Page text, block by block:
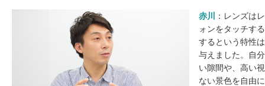
赤川
：レンズは
ォンをタッチす
するという特性
与えました。自
い隙間や、高い
ない景色を自由